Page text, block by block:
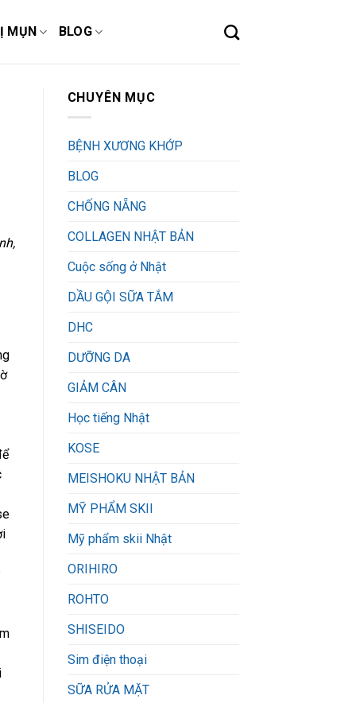
MỤN BLOG
CHUYÊN MỤC
BỆNH XƯƠNG KHỚP
BLOG
CHỐNG NẴNG
COLLAGEN NHẬT BẢN
Cuộc sống ở Nhật
DẦU GỘI SỮA TẮM
DHC
DƯỠNG DA
GIẢM CÂN
Học tiếng Nhật
KOSE
MEISHOKU NHẬT BẢN
MỸ PHẨM SKII
Mỹ phẩm skii Nhật
ORIHIRO
ROHTO
SHISEIDO
Sim điện thoại
SỮA RỬA MẶT